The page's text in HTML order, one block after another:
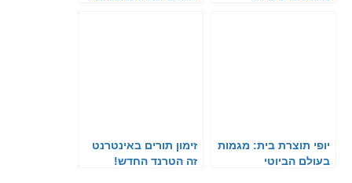
יופי תוצרת בית: מגמות
בעולם הביוטי
זימון תורים באינטרנט
זה הטרנד החדש!